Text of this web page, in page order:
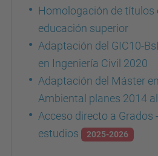
Homologación de títulos
educación superior
Adaptación del GIC10-
en Ingeniería Civil 2020
Adaptación del Máster
Ambiental planes 2014
Acceso directo a Grados
estudios
2025-2026